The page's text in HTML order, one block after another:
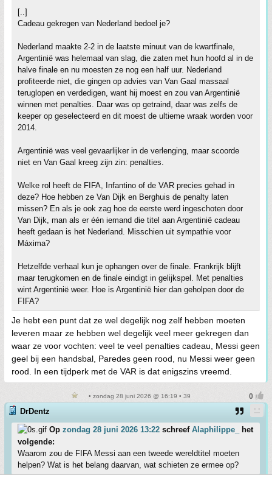
[..]
Cadeau gekregen van Nederland bedoel je?
Nederland maakte 2-2 in de laatste minuut van de kwartfinale,
Argentinië was helemaal van slag, die zaten met hun hoofd al in de
halve finale en nu moesten ze nog een half uur. Nederland
profiteerde niet, die gingen op advies van Van Gaal massaal
teruglopen en verdedigen, want hij moest en zou van Argentinië
winnen met penalties. Daar was op getraind, daar was zelfs de
keeper op geselecteerd en dit moest de ultieme wraak worden voor
2014.
Argentinië was veel gevaarlijker in de verlenging, maar scoorde
niet en Van Gaal kreeg zijn zin: penalties.
Welke rol heeft de FIFA, Infantino of de VAR precies gehad in
deze? Hoe hebben ze Van Dijk en Berghuis de penalty laten
missen? En als je ook zag hoe de eerste werd ingeschoten door
Van Dijk, man als er één iemand die titel aan Argentinië cadeau
heeft gedaan is het Nederland. Misschien uit sympathie voor
Máxima?
Hetzelfde verhaal kun je ophangen over de finale. Frankrijk blijft
maar terugkomen en de finale eindigt in gelijkspel. Met penalties
wint Argentinië weer. Hoe is Argentinië hier dan geholpen door de
FIFA?
Je hebt een punt dat ze wel degelijk nog zelf hebben moeten
leveren maar ze hebben wel degelijk veel meer gekregen dan
waar ze voor vochten: veel te veel penalties cadeau, Messi geen
geel bij een handsbal, Paredes geen rood, nu Messi weer geen
rood. In een tijdperk met de VAR is dat enigszins vreemd.
• zondag 28 juni 2026 @ 16:19 • 39
DrDentz
Op zondag 28 juni 2026 13:22 schreef Alaphilippe_
het
volgende:
Waarom zou de FIFA Messi aan een tweede wereldtitel moeten
helpen? Wat is het belang daarvan, wat schieten ze ermee op?